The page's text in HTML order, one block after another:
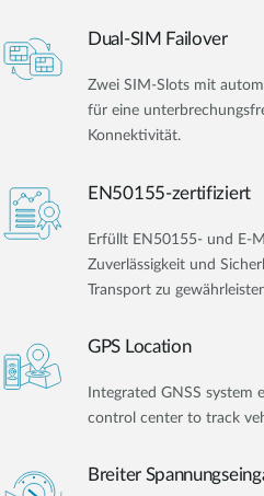
Dual-SIM Failover
Zwei SIM-Slots mit
für eine
Konnektivität.
EN50155-zertifiziert
Erfüllt EN50155- und E-
Zuverlässigkeit und
Transport zu
GPS Location
Integrated GNSS system
control center to track
Breiter